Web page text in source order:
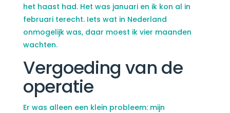
het haast had. Het was januari en ik kon al in
februari terecht. Iets wat in Nederland
onmogelijk was, daar moest ik vier maanden
wachten.
Vergoeding van de
operatie
Er was alleen een klein probleem: mijn